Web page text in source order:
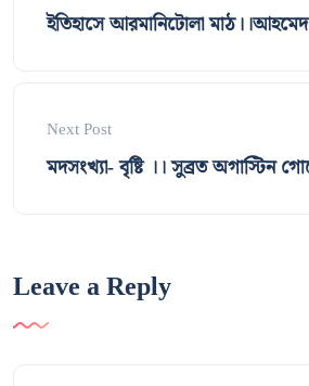
ইতিহাসে আরমানিটোলা
Next Post
মদসংখ্যা- বৃষ্টি ।। সুব্রত অগাস্টিন
Leave a Reply